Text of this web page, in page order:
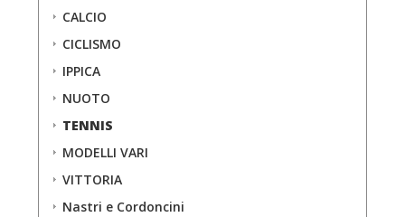
CALCIO
CICLISMO
IPPICA
NUOTO
TENNIS
MODELLI VARI
VITTORIA
Nastri e Cordoncini